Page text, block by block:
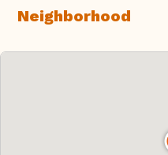
Neighborhood